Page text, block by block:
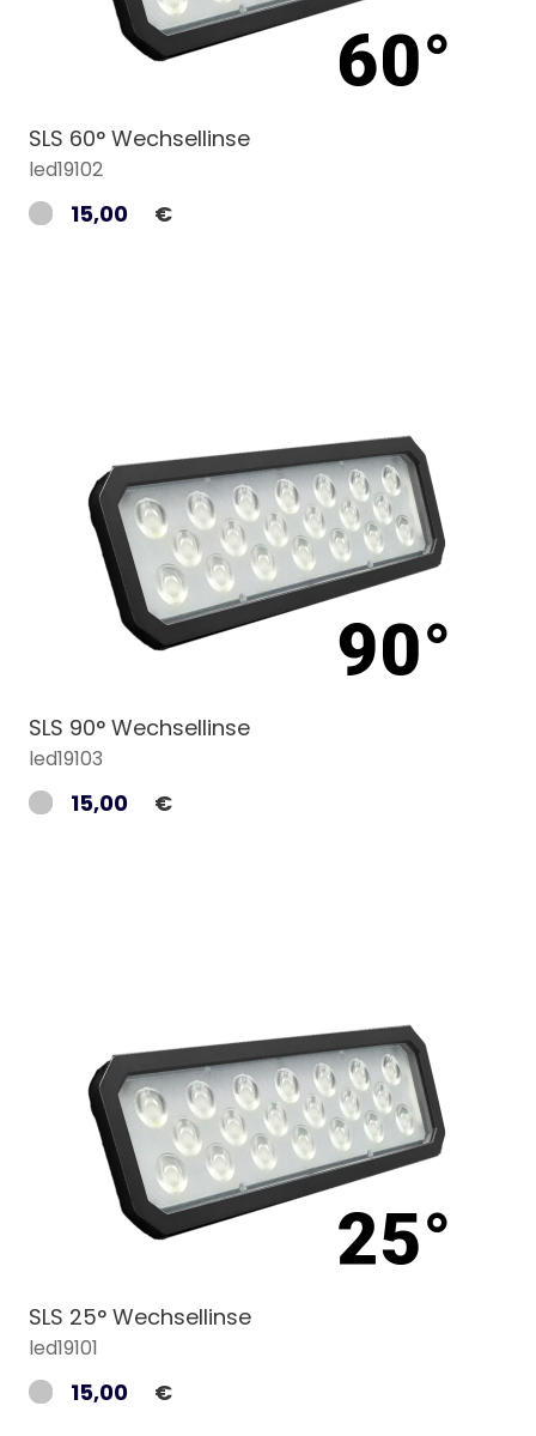
SLS 60° Wechsellinse
led19102
15,00 €
SLS 90° Wechsellinse
led19103
15,00 €
SLS 25° Wechsellinse
led19101
15,00 €